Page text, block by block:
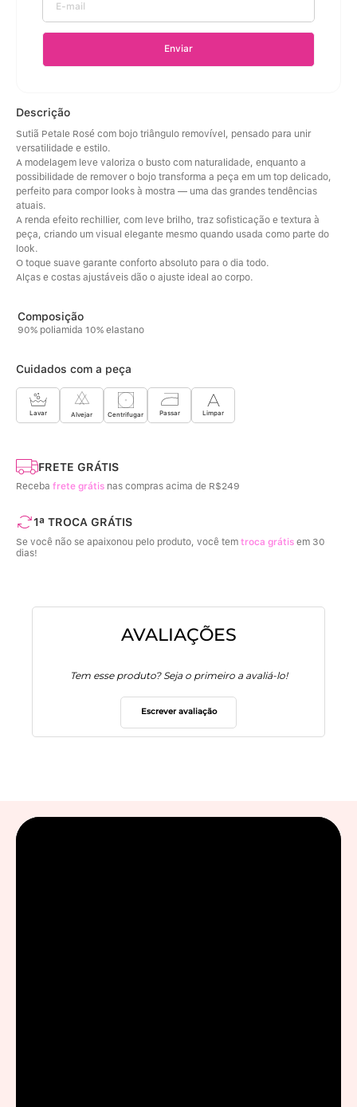
Enviar
Descrição
Sutiã Petale Rosé com bojo triângulo removível, pensado para unir
versatilidade e estilo.
A modelagem leve valoriza o busto com naturalidade, enquanto a
possibilidade de remover o bojo transforma a peça em um top delicado,
perfeito para compor looks à mostra — uma das grandes tendências
atuais.
A renda efeito rechillier, com leve brilho, traz sofisticação e textura à
peça, criando um visual elegante mesmo quando usada como parte do
look.
O toque suave garante conforto absoluto para o dia todo.
Alças e costas ajustáveis dão o ajuste ideal ao corpo.
90% poliamida 10% elastano
Cuidados com a peça
Lavar Alvejar Centrifugar Passar Limpar
FRETE GRÁTIS
Receba frete grátis nas compras acima de R$249
1ª TROCA GRÁTIS
Se você não se apaixonou pelo produto, você tem troca grátis em 30
dias!
AVALIAÇÕES
Tem esse produto? Seja o primeiro a avaliá-lo!
Escrever avaliação